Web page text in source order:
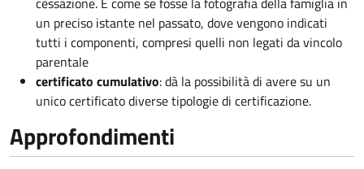
un preciso istante nel passato, dove vengono indicati
tutti i componenti, compresi quelli non legati da vincolo
parentale
certificato cumulativo: dà la possibilità di avere su un
unico certificato diverse tipologie di certificazione.
Approfondimenti